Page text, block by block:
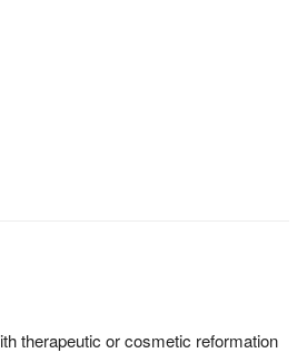
therapeutic or cosmetic reformation